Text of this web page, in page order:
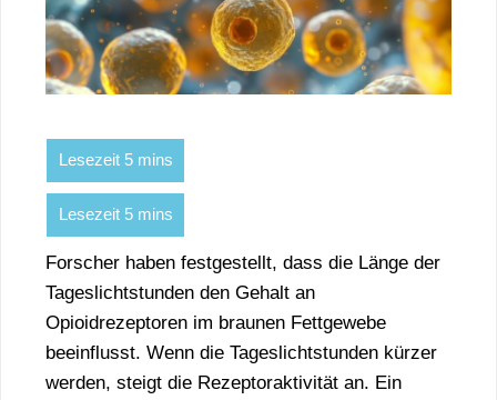
Forscher haben festgestellt, dass die Länge der
Tageslichtstunden den Gehalt an
Opioidrezeptoren im braunen Fettgewebe
beeinflusst. Wenn die Tageslichtstunden kürzer
werden, steigt die Rezeptoraktivität an. Ein